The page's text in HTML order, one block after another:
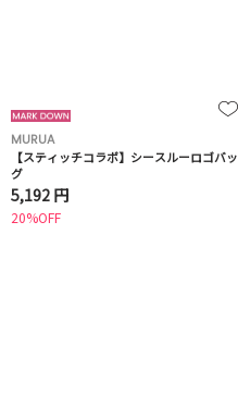
MURUA
【スティッチコラボ】シースルーロゴバッ
グ
5,192 円
20%OFF